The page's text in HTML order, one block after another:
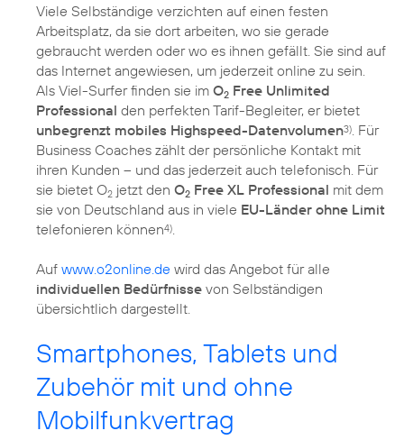
Viele Selbständige verzichten auf einen festen
Arbeitsplatz, da sie dort arbeiten, wo sie gerade
gebraucht werden oder wo es ihnen gefällt. Sie sind auf
das Internet angewiesen, um jederzeit online zu sein.
Als Viel-Surfer finden sie im O2 Free Unlimited
Professional den perfekten Tarif-Begleiter, er bietet
unbegrenzt mobiles Highspeed-Datenvolumen3) . Für
Business Coaches zählt der persönliche Kontakt mit
ihren Kunden – und das jederzeit auch telefonisch. Für
sie bietet O2 jetzt den O2 Free XL Professional mit dem
sie von Deutschland aus in viele EU-Länder ohne Limit
telefonieren können4)
Auf www.o2online.de wird das Angebot für alle
individuellen Bedürfnisse von Selbständigen
übersichtlich dargestellt.
Smartphones, Tablets und
Zubehör mit und ohne
Mobilfunkvertrag